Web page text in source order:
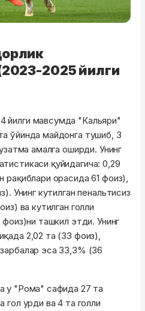
2025 йилги
йилги мавсумда "Кальяри"
ўйинда майдонга тушиб, 3
амалга оширди. Унинг
қуйидагича: 0,29
рақиблари орасида 61 фоиз),
Унинг кутилган пенальтисиз
ва кутилган голли
ташкил этди. Унинг
2,02 та (33 фоиз),
эса 33,3% (36
у "Рома" сафида 27 та
гол урди ва 4 та голли